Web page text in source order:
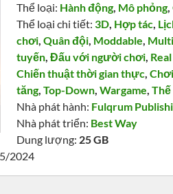
Thể loại: Hành động, Mô phỏng,
Thể loại chi tiết: 3D, Hợp tác,
chơi,Quân đội, Moddable,
tuyến,Đấu với người chơi,
Chiến thuật thời gian thực,
tăng,Top-Down,Wargame,Thế
Nhà phát hành: Fulqrum
Nhà phát triển: Best Way
Dung lượng: 25 GB
2024